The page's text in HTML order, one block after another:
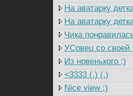
На аватарку
На аватарку
Чика
УСовец со своей
Из новенького ;)
<3333 (.) (.)
Nice view ;)